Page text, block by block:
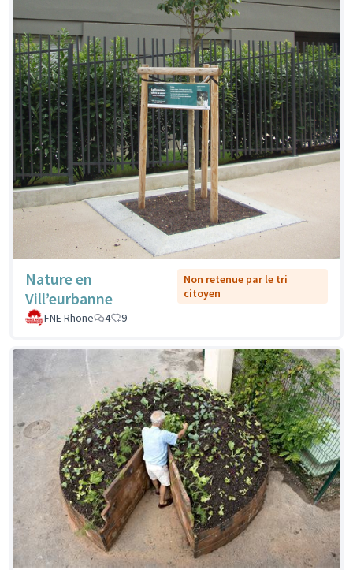
Nature en
Vill’eurbanne
Non retenue par le tri
citoyen
FNE Rhone
4 9